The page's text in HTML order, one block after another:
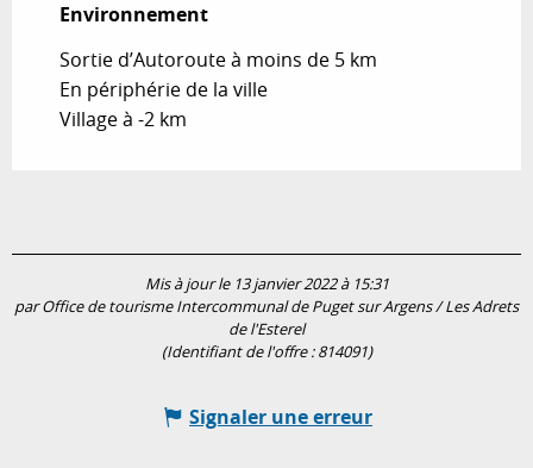
Environnement
Environnement
Sortie d’Autoroute à moins de 5 km
En périphérie de la ville
Village à -2 km
Mis à jour le 13 janvier 2022 à 15:31
par Office de tourisme Intercommunal de Puget sur Argens / Les Adrets
de l'Esterel
(Identifiant de l'offre :814091)
Signaler une erreur